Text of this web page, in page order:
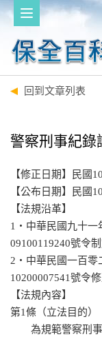
回到文章列表
警察刑事紀錄
【修正日期】民國
【公布日期】民國
【法規沿革】
1‧中華民國九十一
09100119240號令
2‧中華民國一百零
10200007541號令
【法規內容】
第1條（立法目的）
為規範警察刑事